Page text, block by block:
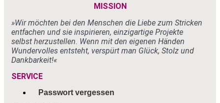
MISSION
»Wir möchten bei den Menschen die Liebe zum Stricken
entfachen und sie inspirieren, einzigartige Projekte
selbst herzustellen. Wenn mit den eigenen Händen
Wundervolles entsteht, verspürt man Glück, Stolz und
Dankbarkeit!«
SERVICE
Passwort vergessen